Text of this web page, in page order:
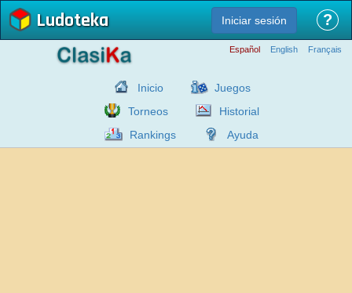
Ludoteka Iniciar sesión ?
Español English Français
Inicio
Juegos
Torneos
Historial
Rankings
Ayuda